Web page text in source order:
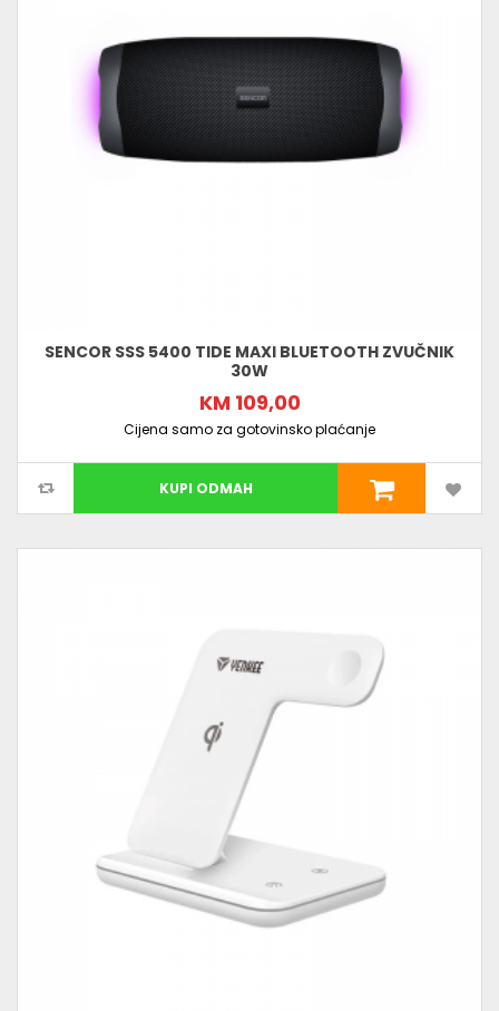
SENCOR SSS 5400 TIDE MAXI BLUETOOTH ZVUČNIK
30W
KM 109,00
Cijena samo za gotovinsko plaćanje
KUPI ODMAH